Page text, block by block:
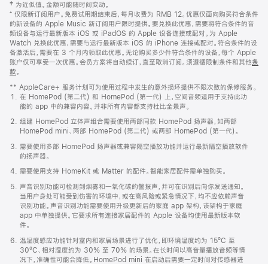
页
页
脚
注
‡ 为近似值。金额可能随时间变动。
⁺ 仅限新订阅用户。免费试用期结束后，每月收费为 RMB 12。优惠仅面向购买符合条件
的新设备的 Apple Music 新订阅用户限时提供。要兑换此优惠，需要将符合条件的音
频设备与运行最新版本 iOS 或 iPadOS 的 Apple 设备连接或配对。为 Apple
Watch 兑换此优惠，需要与运行最新版本 iOS 的 iPhone 连接或配对。符合条件的设
备激活后，需要在 3 个月内领取此优惠。无论购买多少件符合条件的设备，每个 Apple
账户仅可享受一次优惠。会员方案将自动续订，直至取消订阅。须遵循限制条件和其他条
款。
窗
口
中
打
开)
** AppleCare+ 服务计划可为使用过程中发生的意外损坏提供不限次数的保修服务。
在 HomePod (第二代) 和 HomePod (第一代) 上，空间音频适用于支持此功
能的 app 中的兼容内容。并非所有内容都支持杜比全景声。
组建 HomePod 立体声组合需要使用两部同款 HomePod 扬声器，如两部
HomePod mini、两部 HomePod (第二代) 或两部 HomePod (第一代)。
需要使用多部 HomePod 扬声器或兼容隔空播放功能并运行最新隔空播放软件
的扬声器。
需要使用支持 HomeKit 或 Matter 的配件。智能家居配件需单独购买。
声音识别功能可检测到烟雾和一氧化碳的警报声，并可在识别后向你发送通知。
当用户身处可能受到伤害的环境中，或在高风险或紧急情况下，均不应依赖声音
识别功能。声音识别功能需要使用升级更新后的家庭 app 架构，该架构于家庭
app 中单独提供。它要求所有连接家居配件的 Apple 设备均使用最新版本软
件。
温湿度感应功能针对室内和家居场景进行了优化，即环境温度约为 15ºC 至
30ºC、相对湿度约为 30% 至 70% 的场景。在长时间以高音量播放音频等情
况下，准确性可能会降低。HomePod mini 在启动后需要一定时间对传感器进